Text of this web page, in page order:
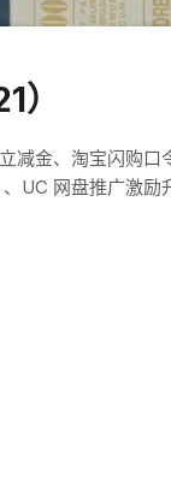
金、淘宝闪购
网盘推广激